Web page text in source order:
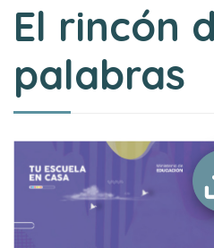
El rincón
palabras